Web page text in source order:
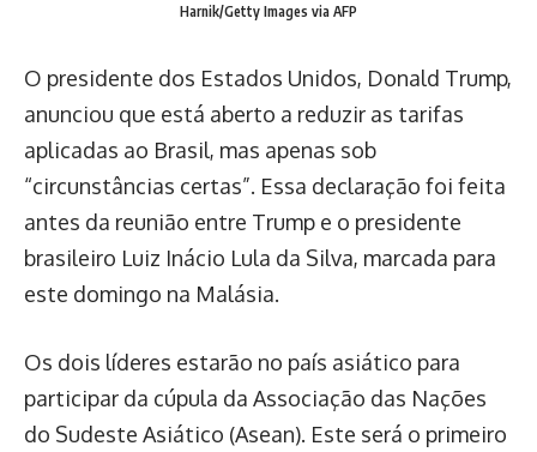
Harnik/Getty Images via AFP
O presidente dos Estados Unidos, Donald Trump,
anunciou que está aberto a reduzir as tarifas
aplicadas ao Brasil, mas apenas sob
“circunstâncias certas”. Essa declaração foi feita
antes da reunião entre Trump e o presidente
brasileiro Luiz Inácio Lula da Silva, marcada para
este domingo na Malásia.
Os dois líderes estarão no país asiático para
participar da cúpula da Associação das Nações
do Sudeste Asiático (Asean). Este será o primeiro